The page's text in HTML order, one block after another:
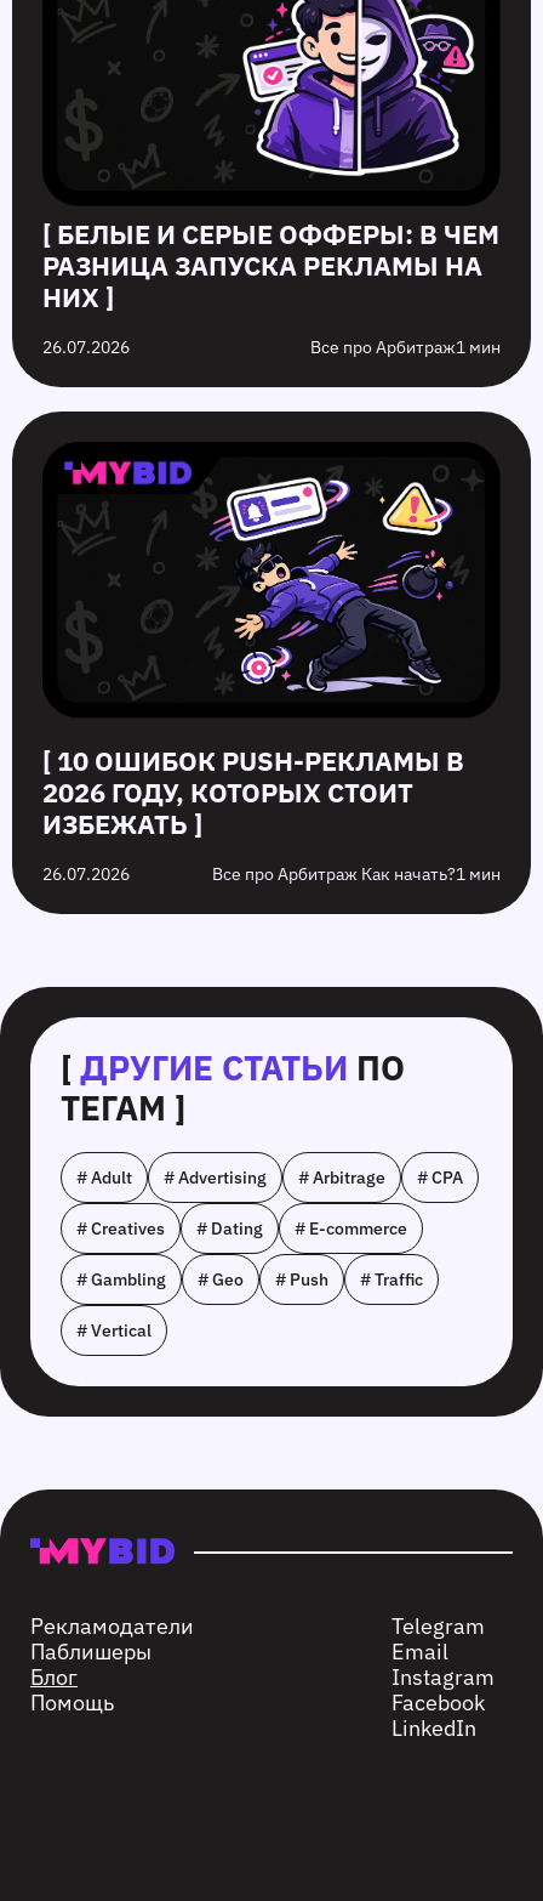
[ БЕЛЫЕ И СЕРЫЕ ОФФЕРЫ: В ЧЕМ
РАЗНИЦА ЗАПУСКА РЕКЛАМЫ НА
НИХ ]
26.07.2026 Все про Арбитраж1 мин
[ 10 ОШИБОК PUSH‑РЕКЛАМЫ В
2026 ГОДУ, КОТОРЫХ СТОИТ
ИЗБЕЖАТЬ ]
26.07.2026 Все про Арбитраж Как начать?1 мин
[ ДРУГИЕ СТАТЬИ ПО
ТЕГАМ ]
# Adult # Advertising # Arbitrage # CPA
# Creatives # Dating # E-commerce
# Gambling # Geo # Push # Traffic
# Vertical
Рекламодатели
Паблишеры
Блог
Помощь
Telegram
Email
Instagram
Facebook
LinkedIn